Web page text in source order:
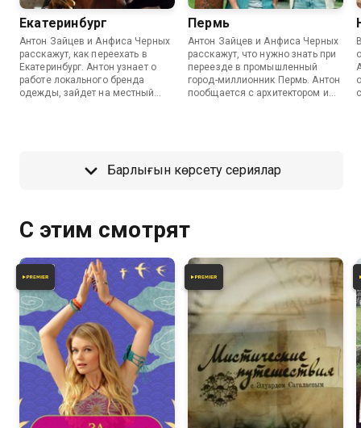
Екатеринбург
Антон Зайцев и Анфиса Черных
расскажут, как переехать в
Екатеринбург. Антон узнает о
работе локального бренда
одежды, зайдет на местный
Пермь
Антон Зайцев и Анфиса Черных
расскажут, что нужно знать при
переезде в промышленный
город-миллионник Пермь. Антон
пообщается с архитектором и
роупджампинг. Анфиса
лыжах с трамплина. О
релокации в Пермь расскажут
ведущие программы «Пробный
переезд».
Барлығын көрсету сериялар
С этим смотрят